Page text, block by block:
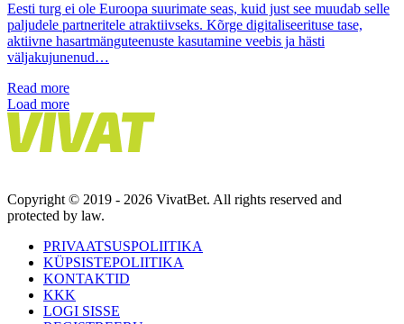
Eesti turg ei ole Euroopa suurimate seas, kuid just see muudab selle
paljudele partneritele atraktiivseks. Kõrge digitaliseerituse tase,
aktiivne hasartmänguteenuste kasutamine veebis ja hästi
väljakujunenud…
Read more
Load more
Copyright © 2019 - 2026 VivatBet. All rights reserved and
protected by law.
PRIVAATSUSPOLIITIKA
KÜPSISTEPOLIITIKA
KONTAKTID
KKK
LOGI SISSE